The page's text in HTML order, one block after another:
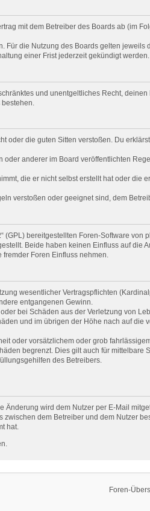
mit dem Betreiber des Boards ab (im
die Nutzung des Boards gelten
einer Frist jederzeit gekündigt werden.
und unentgeltliches Recht, deinen
die guten Sitten verstoßen. Du
anderer im Board veröffentlichten
die er nicht selbst erstellt hat oder die
verstoßen oder geeignet sind, dem
“ (GPL) bereitgestellten Foren-Software von
Beide haben keinen Einfluss auf die
Foren Einfluss nehmen.
wesentlicher Vertragspflichten
entgangenen Gewinn.
bei Schäden aus der Verletzung von
und im übrigen der Höhe nach auf die
oder vorsätzlichem oder grob
begrenzt. Dies gilt auch für mittelbare
des Betreibers.
wird dem Nutzer per E-Mail
dem Betreiber und dem Nutzer
hat.
Foren-